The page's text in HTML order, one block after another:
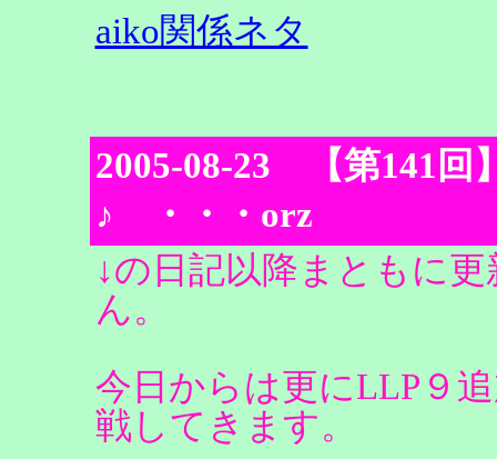
aiko関係ネタ
2005-08-23 【第141回
♪ ・・・orz
↓の日記以降まともに
ん。
今日からは更にLLP９
戦してきます。